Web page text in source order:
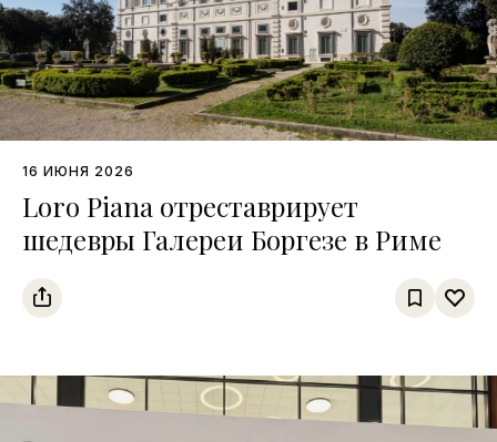
16 ИЮНЯ 2026
Loro Piana отреставрирует
шедевры Галереи Боргезе в Риме